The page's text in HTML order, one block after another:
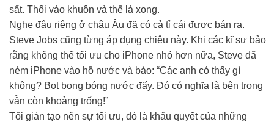
sất. Thổi vào khuôn và thế là xong.
Nghe đâu riêng ở châu Âu đã có cả tỉ cái được bán ra.
Steve Jobs cũng từng áp dụng chiêu này. Khi các kĩ sư bảo
rằng không thể tối ưu cho iPhone nhỏ hơn nữa, Steve đã
ném iPhone vào hồ nước và bảo: “Các anh có thấy gì
không? Bọt bong bóng nước đấy. Đó có nghĩa là bên trong
vẫn còn khoảng trống!”
Tối giản tạo nên sự tối ưu, đó là khẩu quyết của những